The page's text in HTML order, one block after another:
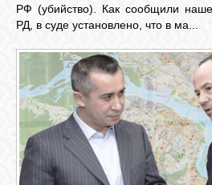
РФ (убийство). Как сообщили
РД, в суде установлено, что в ма...